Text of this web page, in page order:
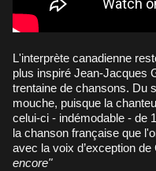
L'interprète canadienne restera sans doute, celle qui aura le
plus inspiré Jean-Jacques
trentaine de chansons. Du
mouche, puisque la
celui-ci - indémodable - de
la chanson française que
avec la voix d’exception de
encore"